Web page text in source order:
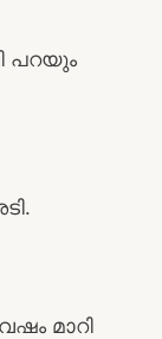
പറയും
മാറി